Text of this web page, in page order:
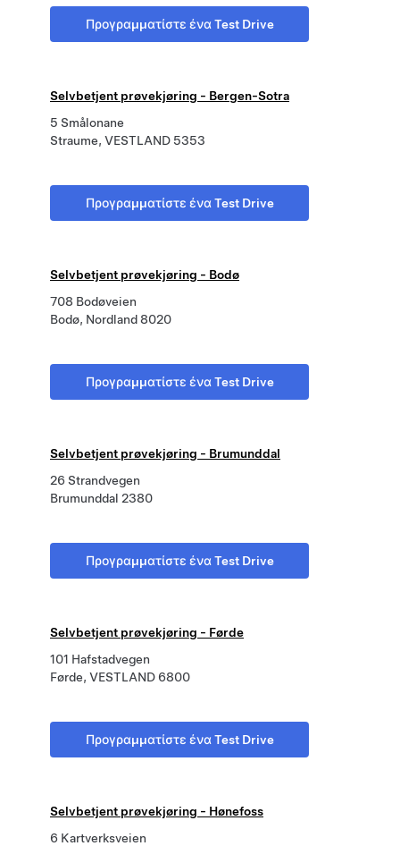
Προγραμματίστε ένα Test Drive
Selvbetjent prøvekjøring - Bergen-Sotra
5 Smålonane
Straume, VESTLAND 5353
Προγραμματίστε ένα Test Drive
Selvbetjent prøvekjøring - Bodø
708 Bodøveien
Bodø, Nordland 8020
Προγραμματίστε ένα Test Drive
Selvbetjent prøvekjøring - Brumunddal
26 Strandvegen
Brumunddal 2380
Προγραμματίστε ένα Test Drive
Selvbetjent prøvekjøring - Førde
101 Hafstadvegen
Førde, VESTLAND 6800
Προγραμματίστε ένα Test Drive
Selvbetjent prøvekjøring - Hønefoss
6 Kartverksveien